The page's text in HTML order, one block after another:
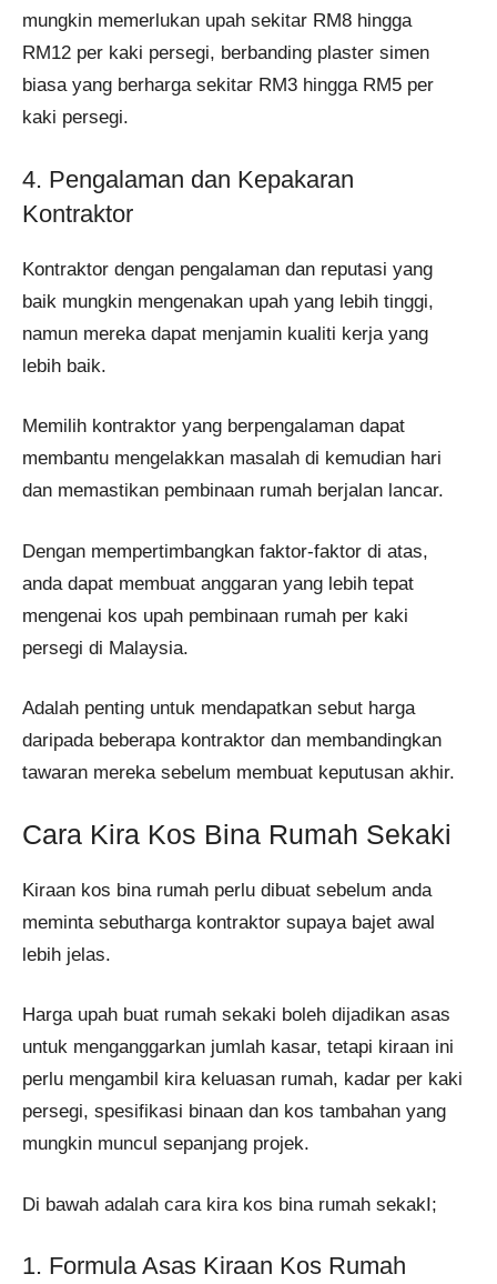
mungkin memerlukan upah sekitar RM8 hingga
RM12 per kaki persegi, berbanding plaster simen
biasa yang berharga sekitar RM3 hingga RM5 per
kaki persegi.
4. Pengalaman dan Kepakaran
Kontraktor
Kontraktor dengan pengalaman dan reputasi yang
baik mungkin mengenakan upah yang lebih tinggi,
namun mereka dapat menjamin kualiti kerja yang
lebih baik.
Memilih kontraktor yang berpengalaman dapat
membantu mengelakkan masalah di kemudian hari
dan memastikan pembinaan rumah berjalan lancar.
Dengan mempertimbangkan faktor-faktor di atas,
anda dapat membuat anggaran yang lebih tepat
mengenai kos upah pembinaan rumah per kaki
persegi di Malaysia.
Adalah penting untuk mendapatkan sebut harga
daripada beberapa kontraktor dan membandingkan
tawaran mereka sebelum membuat keputusan akhir.
Cara Kira Kos Bina Rumah Sekaki
Kiraan kos bina rumah perlu dibuat sebelum anda
meminta sebutharga kontraktor supaya bajet awal
lebih jelas.
Harga upah buat rumah sekaki boleh dijadikan asas
untuk menganggarkan jumlah kasar, tetapi kiraan ini
perlu mengambil kira keluasan rumah, kadar per kaki
persegi, spesifikasi binaan dan kos tambahan yang
mungkin muncul sepanjang projek.
Di bawah adalah cara kira kos bina rumah sekakI;
1. Formula Asas Kiraan Kos Rumah